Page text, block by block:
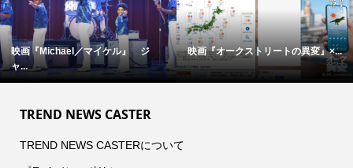
映画『Michael／マイケル』 ジ
ャ...
映画『オークストリートの異変』×...
TREND NEWS CASTER
TREND NEWS CASTERについて